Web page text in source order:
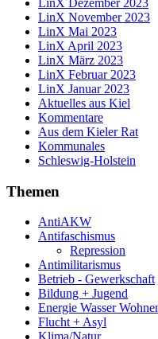
LinX November 2023
LinX Mai 2023
LinX April 2023
LinX März 2023
LinX Februar 2023
LinX Januar 2023
Aktuelles aus Kiel
Kommentare
Aus dem Kieler Rat
Kommunales
Schleswig-Holstein
Themen
AntiAKW
Antifaschismus
Repression
Antimilitarismus
Betrieb - Gewerkschaft
Bildung + Jugend
Energie Wasser
Flucht + Asyl